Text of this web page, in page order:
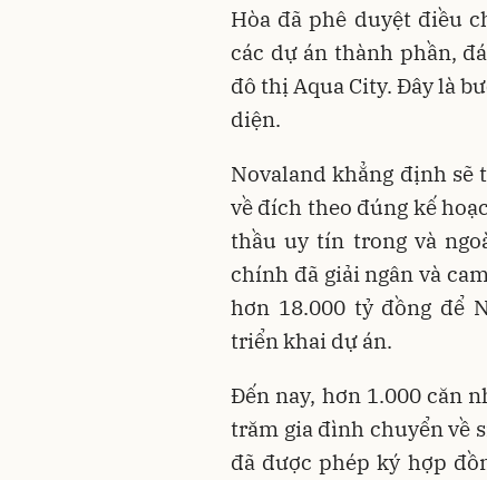
Hòa đã phê duyệt điều
các dự án thành phần,
đô thị Aqua City. Đây là
diện.
Novaland khẳng định sẽ
về đích theo đúng kế
thầu uy tín trong và
chính đã giải ngân và
hơn 18.000 tỷ đồng để
triển khai dự án.
Đến nay, hơn 1.000 căn
trăm gia đình chuyển về
đã được phép ký hợp